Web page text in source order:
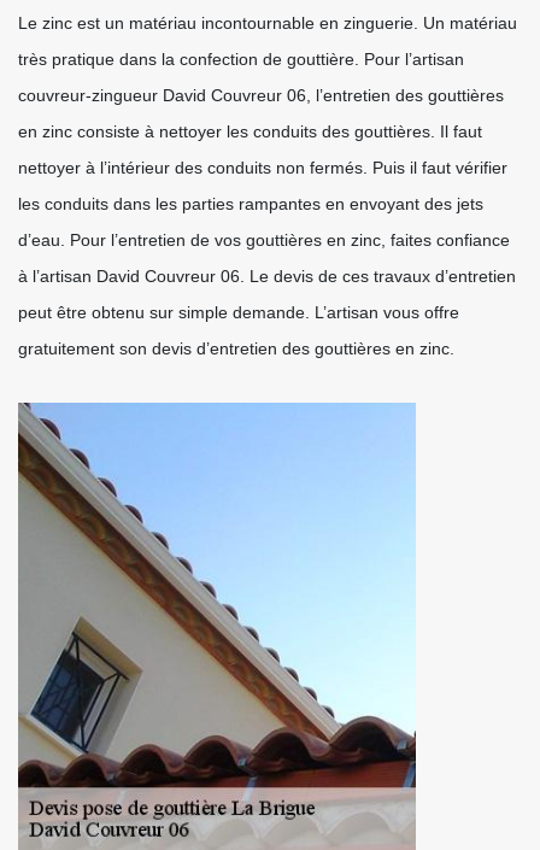
Le zinc est un matériau incontournable en zinguerie. Un matériau
très pratique dans la confection de gouttière. Pour l’artisan
couvreur-zingueur David Couvreur 06, l’entretien des gouttières
en zinc consiste à nettoyer les conduits des gouttières. Il faut
nettoyer à l’intérieur des conduits non fermés. Puis il faut vérifier
les conduits dans les parties rampantes en envoyant des jets
d’eau. Pour l’entretien de vos gouttières en zinc, faites confiance
à l’artisan David Couvreur 06. Le devis de ces travaux d’entretien
peut être obtenu sur simple demande. L’artisan vous offre
gratuitement son devis d’entretien des gouttières en zinc.